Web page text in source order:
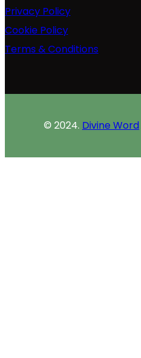
Privacy Policy
Cookie Policy
Terms & Conditions
© 2024. Divine Word